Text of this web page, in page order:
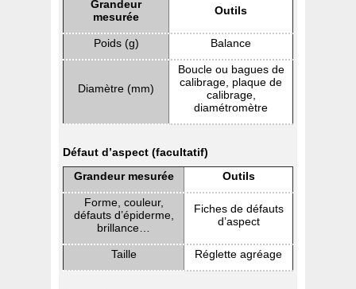
Grandeur
mesurée
Outils
Poids (g) Balance
Diamètre (mm)
Boucle ou bagues de
calibrage, plaque de
calibrage,
diamétromètre
Défaut d’aspect (facultatif)
Grandeur mesurée
Outils
Forme, couleur,
défauts d’épiderme,
brillance…
Fiches de défauts
d’aspect
Taille Réglette agréage